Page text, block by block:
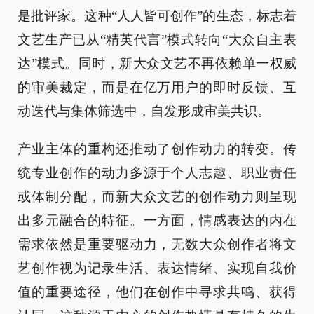
是批评家。这种“人人皆可创作”的生态，标志着
文艺生产已从“精英代言”模式转向“大众自主表
达”模式。同时，新大众文艺不再依赖单一权威
的审美裁定，而是在亿万用户的即时反馈、互
动迭代与集体筛选中，自发形成审美共识。
产业主体的重构还推动了创作动力的转变。传
统专业创作的动力多源于个人志趣、职业责任
或体制分配，而新大众文艺的创作动力则呈现
出多元融合的特征。一方面，情感表达的内在
需求依然是重要驱动力，无数大众创作者将文
艺创作视为记录生活、表达情绪、实现自我价
值的重要途径，他们在创作中寻求共鸣、获得